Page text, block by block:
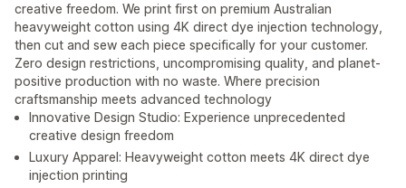
creative freedom. We print first on premium Australian
heavyweight cotton using 4K direct dye injection technology,
then cut and sew each piece specifically for your customer.
Zero design restrictions, uncompromising quality, and planet-
positive production with no waste. Where precision
craftsmanship meets advanced technology
Innovative Design Studio: Experience unprecedented
creative design freedom
Luxury Apparel: Heavyweight cotton meets 4K direct dye
injection printing